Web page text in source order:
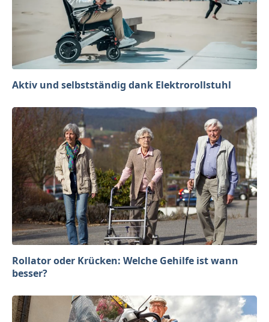
Aktiv und selbstständig dank Elektrorollstuhl
Rollator oder Krücken: Welche Gehilfe ist wann
besser?